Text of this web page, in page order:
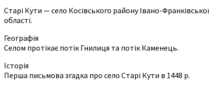
Старі Кути — село Косівського району Івано-Франківської
області.
Географія
Селом протікає потік Гнилиця та потік Каменець.
Історія
Перша письмова згадка про село Старі Кути в 1448 р.